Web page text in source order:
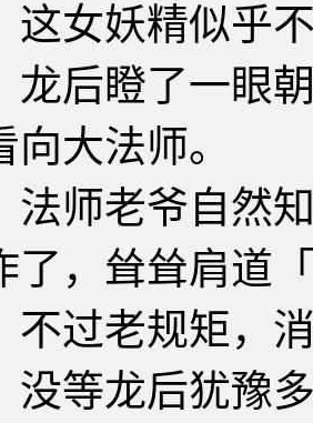
妖精似乎不
瞪了一眼朝
向大法师。
老爷自然知
了，耸耸肩道
不过老规矩，
龙后犹豫多